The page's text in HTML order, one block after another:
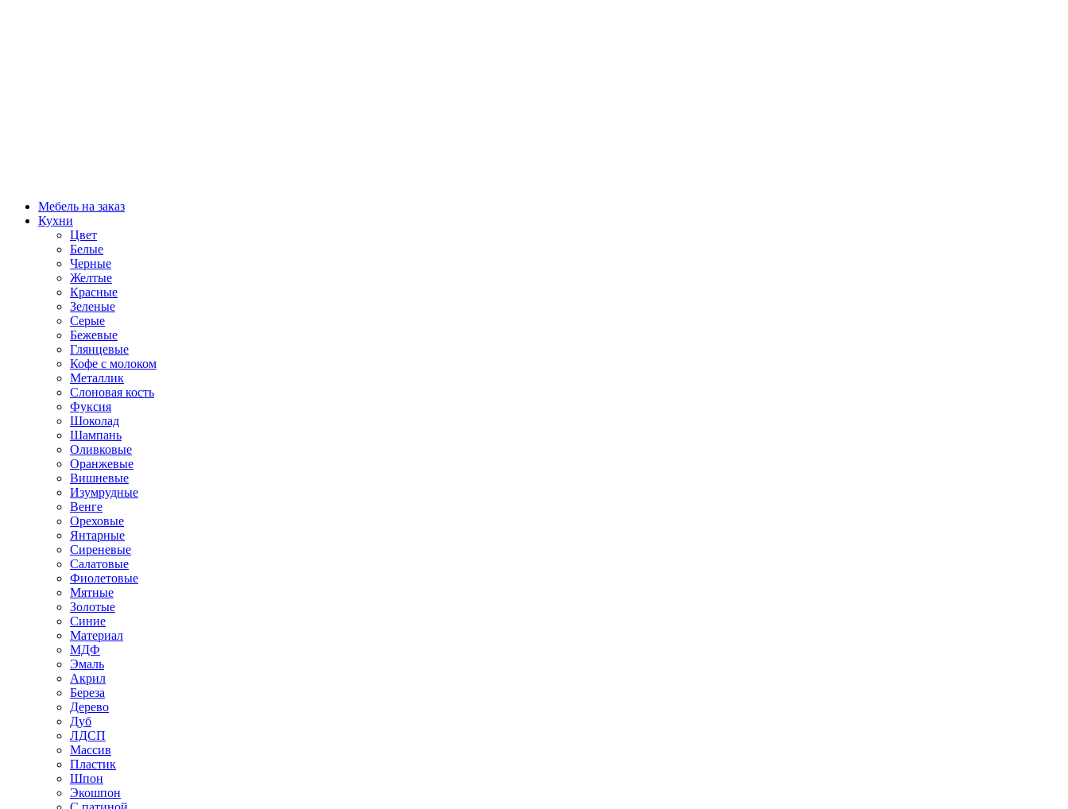
Мебель на заказ
Кухни
Цвет
Белые
Черные
Желтые
Красные
Зеленые
Серые
Бежевые
Глянцевые
Кофе с молоком
Металлик
Слоновая кость
Фуксия
Шоколад
Шампань
Оливковые
Оранжевые
Вишневые
Изумрудные
Венге
Ореховые
Янтарные
Сиреневые
Салатовые
Фиолетовые
Мятные
Золотые
Синие
Материал
МДФ
Эмаль
Акрил
Береза
Дерево
Дуб
ЛДСП
Массив
Пластик
Шпон
Экошпон